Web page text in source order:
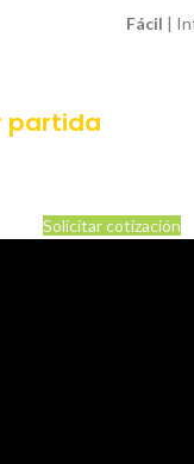
Fácil |
partida
Solicitar cotización